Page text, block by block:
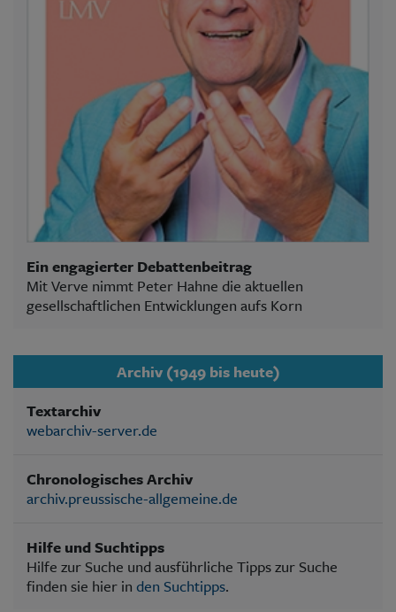
Ein engagierter Debattenbeitrag
Mit Verve nimmt Peter Hahne die aktuellen
gesellschaftlichen Entwicklungen aufs Korn
Archiv (1949 bis heute)
Textarchiv
webarchiv-server.de
Chronologisches Archiv
archiv.preussische-allgemeine.de
Hilfe und Suchtipps
Hilfe zur Suche und ausführliche Tipps zur Suche
finden sie hier in den Suchtipps.